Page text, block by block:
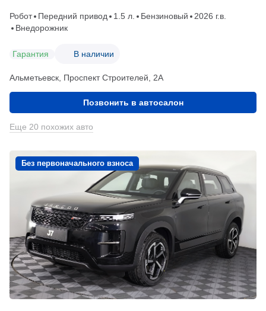
Робот Передний привод 1.5 л. Бензиновый
2026 г.в.
Внедорожник
Гарантия В наличии
Альметьевск, Проспект Строителей, 2А
Позвонить в автосалон
Еще 20 похожих авто
Без первоначального взноса